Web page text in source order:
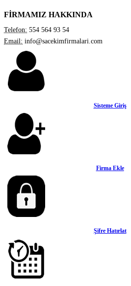
FİRMAMIZ HAKKINDA
Telefon: 554 564 93 54
Email: info@sacekimfirmalari.com
Sisteme Giriş
Firma Ekle
Şifre Hatırlat